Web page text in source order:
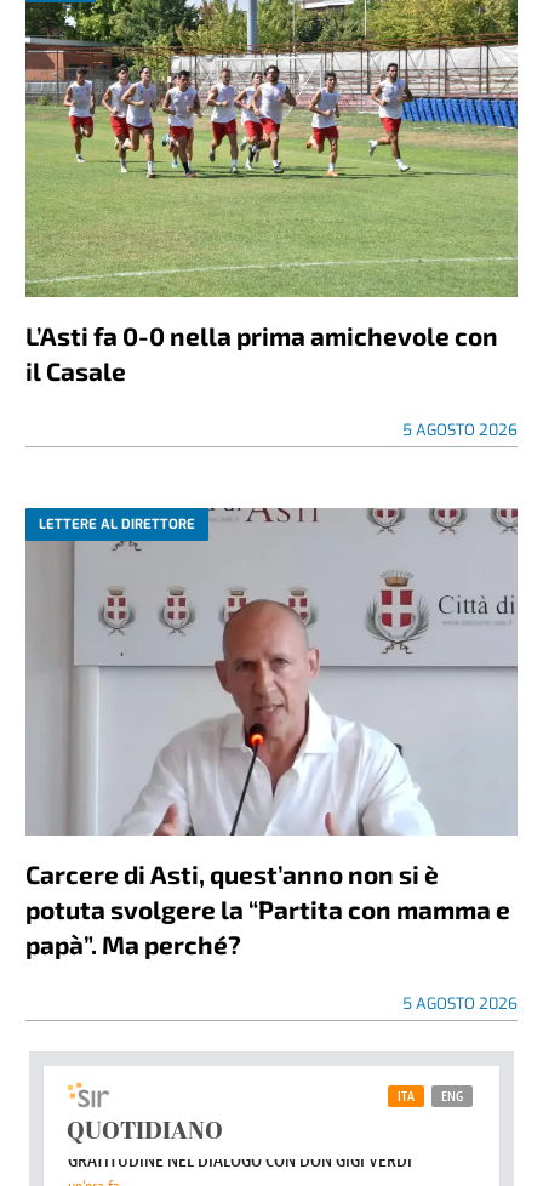
L’Asti fa 0-0 nella prima amichevole con
il Casale
5 AGOSTO 2026
LETTERE AL DIRETTORE
Carcere di Asti, quest’anno non si è
potuta svolgere la “Partita con mamma e
papà”. Ma perché?
5 AGOSTO 2026